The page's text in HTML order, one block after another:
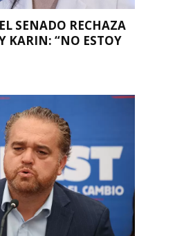
SENADO RECHAZA
KARIN: “NO ESTOY